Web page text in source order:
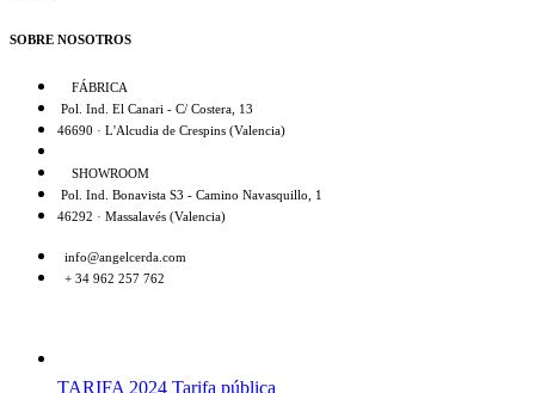
SOBRE NOSOTROS
FÁBRICA
Pol. Ind. El Canari - C/ Costera, 13
46690 · L'Alcudia de Crespins (Valencia)
SHOWROOM
Pol. Ind. Bonavista S3 - Camino Navasquillo, 1
46292 · Massalavés (Valencia)
info@angelcerda.com
+ 34 962 257 762
TARIFA 2024 Tarifa pública